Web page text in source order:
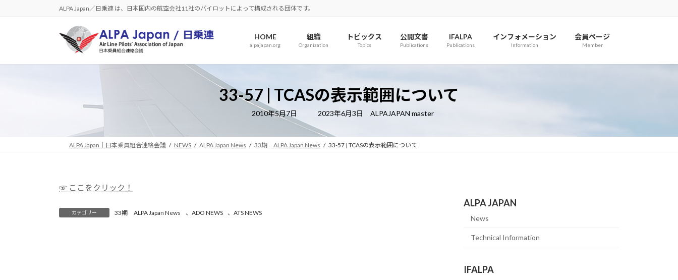
へ
ョ
ALPA Japan／日乗連 は、日本国内の航空会社11社のパイロットによって構成される団体です。
HOME
alpajapan.org
組織
Organization
トピックス
Topics
公開文書
Publications
IFALPA
Publications
インフォメーション
Information
会員ページ
Member
33-57 | TCASの表示範囲について
2010年5月7日
最
更
新
時
2023年6月3日 ALPAJAPAN master
ALPA Japan｜日本乗員組合連絡会議 NEWS ALPA Japan News 33期 ALPA Japan News 33-57 | TCASの表示範囲について
☞ ここをクリック！
カテゴリー 33期 ALPA Japan News 、 ADO NEWS 、ATS NEWS
ALPA JAPAN
News
Technical Information
IFALPA